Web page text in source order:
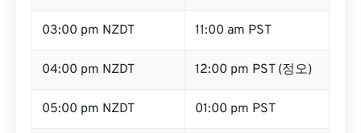
03:00 pm NZDT 11:00 am PST
04:00 pm NZDT 12:00 pm PST (정오)
05:00 pm NZDT 01:00 pm PST